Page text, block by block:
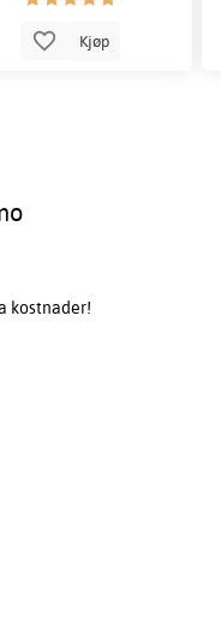
Kjøp
kostnader!